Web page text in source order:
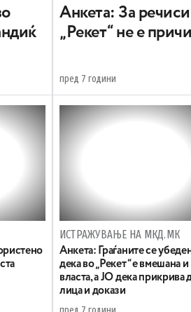
Анкета: За
„Рекет“ не е
пред 7 години
ИСТРАЖУВАЊЕ НА МКД.МК
Анкета: Граѓаните се
дека во „Рекет“ е вмешана и
власта, а ЈО дека прикрива
лица и докази